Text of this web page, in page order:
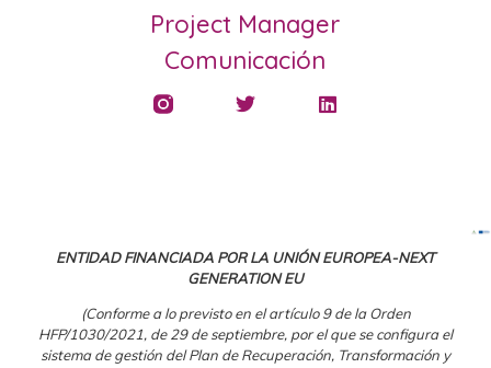
Project Manager
Comunicación
ENTIDAD FINANCIADA POR LA UNIÓN EUROPEA-NEXT
GENERATION EU
(Conforme a lo previsto en el artículo 9 de la Orden
HFP/1030/2021, de 29 de septiembre, por el que se configura el
sistema de gestión del Plan de Recuperación, Transformación y